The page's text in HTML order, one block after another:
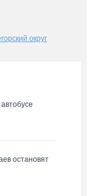
округ
остановят